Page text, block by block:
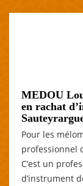
MEDOU
en rachat
Pour les
professionnel
C’est un
d’instrument